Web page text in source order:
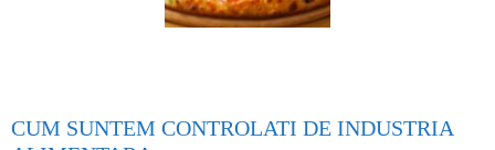
CUM SUNTEM CONTROLATI DE INDUSTRIA